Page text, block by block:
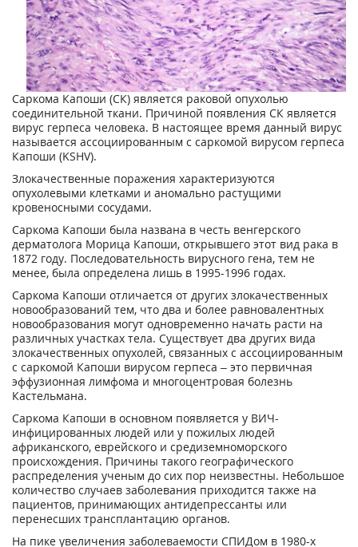
Саркома Капоши (СК) является раковой опухолью
соединительной ткани. Причиной появления СК является
вирус герпеса человека. В настоящее время данный вирус
называется ассоциированным с саркомой вирусом герпеса
Капоши (KSHV).
Злокачественные поражения характеризуются
опухолевыми клетками и аномально растущими
кровеносными сосудами.
Саркома Капоши была названа в честь венгерского
дерматолога Морица Капоши, открывшего этот вид рака в
1872 году. Последовательность вирусного гена, тем не
менее, была определена лишь в 1995-1996 годах.
Саркома Капоши отличается от других злокачественных
новообразований тем, что два и более равновалентных
новообразования могут одновременно начать расти на
различных участках тела. Существует два других вида
злокачественных опухолей, связанных с ассоциированным
с саркомой Капоши вирусом герпеса – это первичная
эффузионная лимфома и многоцентровая болезнь
Кастельмана.
Саркома Капоши в основном появляется у ВИЧ-
инфицированных людей или у пожилых людей
африканского, еврейского и средиземноморского
происхождения. Причины такого географического
распределения ученым до сих пор неизвестны. Небольшое
количество случаев заболевания приходится также на
пациентов, принимающих антидепрессанты или
перенесших трансплантацию органов.
На пике увеличения заболеваемости СПИДом в 1980-х